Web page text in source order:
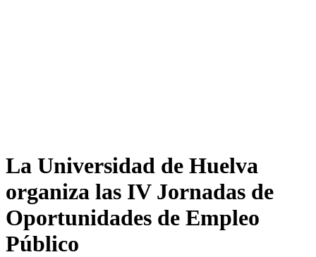
La Universidad de Huelva
organiza las IV Jornadas de
Oportunidades de Empleo
Público